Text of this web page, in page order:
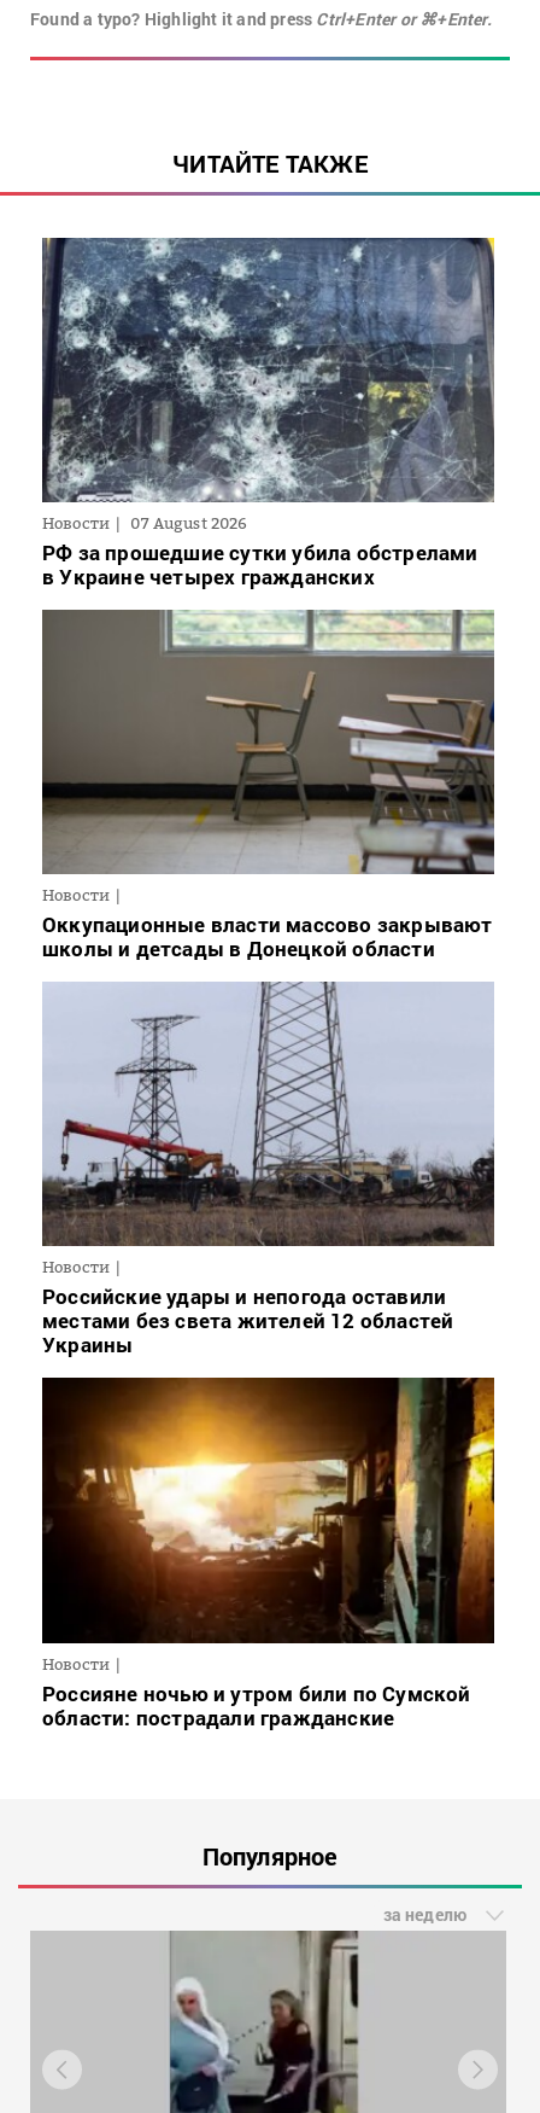
Found a typo? Highlight it and press Ctrl+Enter or ⌘+Enter.
ЧИТАЙТЕ ТАКЖЕ
Новости 07 August 2026
РФ за прошедшие сутки убила обстрелами
в Украине четырех гражданских
Новости
Оккупационные власти массово закрывают
школы и детсады в Донецкой области
Новости
Российские удары и непогода оставили
местами без света жителей 12 областей
Украины
Новости
Россияне ночью и утром били по Сумской
области: пострадали гражданские
Популярное
за неделю